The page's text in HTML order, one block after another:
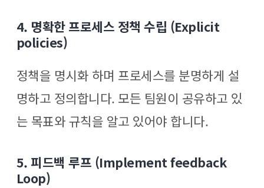
4. 명확한 프로세스 정책 수립 (Explicit
policies)
정책을 명시화 하며 프로세스를 분명하게 설
명하고 정의합니다. 모든 팀원이 공유하고 있
는 목표와 규칙을 알고 있어야 합니다.
5. 피드백 루프 (Implement feedback
Loop)